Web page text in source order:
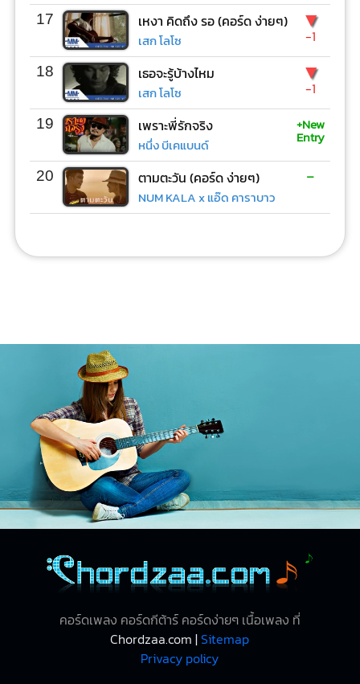
17 เหงา คิดถึง รอ (คอร์ด ง่ายๆ)
เสก โลโซ
▼
-1
18 เธอจะรู้บ้างไหม
เสก โลโซ
▼
-1
19 เพราะพี่รักจริง
หนึ่ง บีเคแบนด์
+New
Entry
20 ตามตะวัน (คอร์ด ง่ายๆ)
NUM KALA x แอ๊ด คาราบาว
-
คอร์ดเพลง คอร์ดกีต้าร์ คอร์ดง่ายๆ เนื้อเพลง ที่
Chordzaa.com |Sitemap
Privacy policy